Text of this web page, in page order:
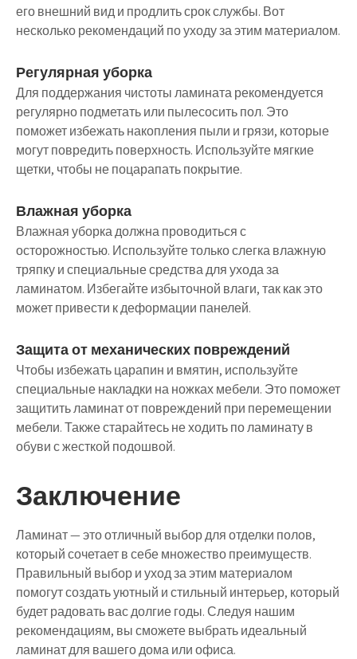
его внешний вид и продлить срок службы. Вот
несколько рекомендаций по уходу за этим материалом.
Регулярная уборка
Для поддержания чистоты ламината рекомендуется
регулярно подметать или пылесосить пол. Это
поможет избежать накопления пыли и грязи, которые
могут повредить поверхность. Используйте мягкие
щетки, чтобы не поцарапать покрытие.
Влажная уборка
Влажная уборка должна проводиться с
осторожностью. Используйте только слегка влажную
тряпку и специальные средства для ухода за
ламинатом. Избегайте избыточной влаги, так как это
может привести к деформации панелей.
Защита от механических повреждений
Чтобы избежать царапин и вмятин, используйте
специальные накладки на ножках мебели. Это поможет
защитить ламинат от повреждений при перемещении
мебели. Также старайтесь не ходить по ламинату в
обуви с жесткой подошвой.
Заключение
Ламинат — это отличный выбор для отделки полов,
который сочетает в себе множество преимуществ.
Правильный выбор и уход за этим материалом
помогут создать уютный и стильный интерьер, который
будет радовать вас долгие годы. Следуя нашим
рекомендациям, вы сможете выбрать идеальный
ламинат для вашего дома или офиса.